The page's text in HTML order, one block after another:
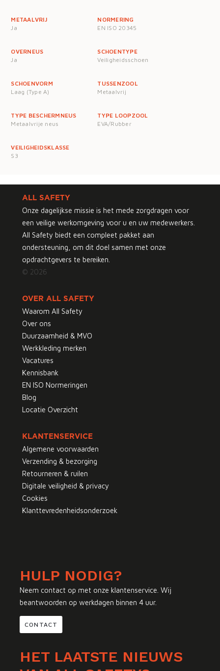
METAALVRIJ
Ja
NORMERING
EN ISO 20345
OVERNEUS
Ja
SCHOENTYPE
Veiligheidsschoen
SCHOENVORM
Laag (Type A)
TUSSENZOOL
Metaalvrij
TYPE BESCHERMNEUS
Metaalvrije neus
TYPE LOOPZOOL
EVA/Rubber
VEILIGHEIDSKLASSE
S3
ALL SAFETY
Onze dagelijkse missie is het mede zorgdragen voor
een veilige werkomgeving voor u en uw medewerkers.
All Safety biedt een compleet pakket aan
ondersteuning, om dit doel samen met onze
opdrachtgevers te bereiken.
© 2026
OVER ALL SAFETY
Waarom All Safety
Over ons
Duurzaamheid & MVO
Werkkleding merken
Vacatures
Kennisbank
EN ISO Normeringen
Blog
Locatie Overzicht
KLANTENSERVICE
Algemene voorwaarden
Verzending & bezorging
Retourneren & ruilen
Digitale veiligheid & privacy
Cookies
Klanttevredenheidsonderzoek
HULP NODIG?
Neem contact op met onze klantenservice. Wij
beantwoorden op werkdagen binnen 4 uur.
CONTACT
HET LAATSTE NIEUWS